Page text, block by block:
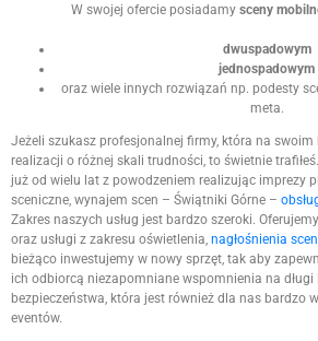
W swojej ofercie posiadamy sceny
dwuspadowym
jednospadowym
oraz wiele innych rozwiązań np. podesty
meta.
Jeżeli szukasz profesjonalnej firmy, która na
realizacji o różnej skali trudności, to świetnie
już od wielu lat z powodzeniem realizując imprezy
sceniczne, wynajem scen – Świątniki Górne –
Zakres naszych usług jest bardzo szeroki.
oraz usługi z zakresu oświetlenia, nagłośnienia
bieżąco inwestujemy w nowy sprzęt, tak aby
ich odbiorcą niezapomniane wspomnienia na
bezpieczeństwa, która jest również dla nas bardzo
eventów.